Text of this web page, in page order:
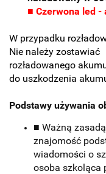
■ Czerwona led -
W przypadku
Nie należy zostawiać
rozładowanego
do uszkodzenia
Podstawy używania
■ Ważną
znajomość
wiadomości o
osoba szkoląca